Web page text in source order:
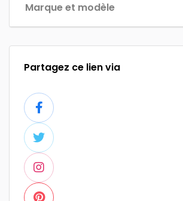
Marque et modèle
Partagez ce lien via